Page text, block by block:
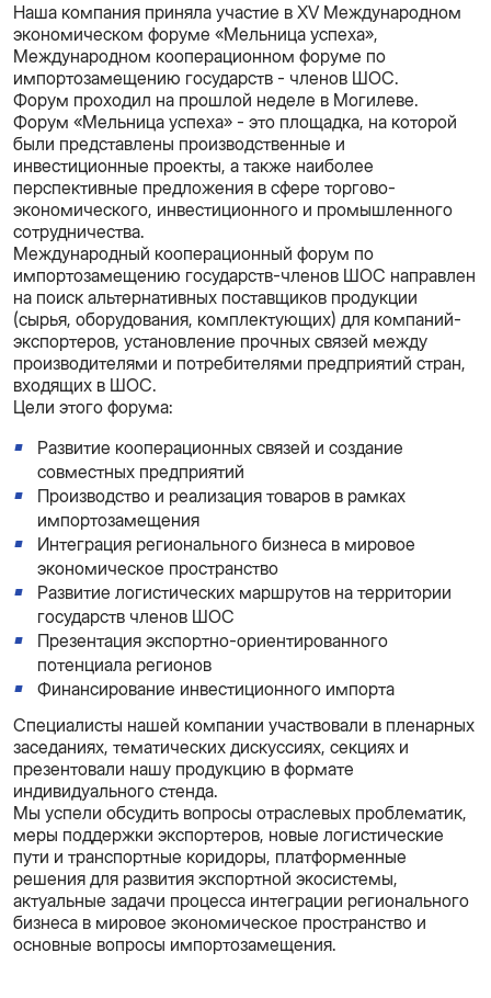
Наша компания приняла участие в XV Международном
экономическом форуме «Мельница успеха»,
Международном кооперационном форуме по
импортозамещению государств - членов ШОС.
Форум проходил на прошлой неделе в Могилеве.
Форум «Мельница успеха» - это площадка, на которой
были представлены производственные и
инвестиционные проекты, а также наиболее
перспективные предложения в сфере торгово-
экономического, инвестиционного и промышленного
сотрудничества.
Международный кооперационный форум по
импортозамещению государств-членов ШОС направлен
на поиск альтернативных поставщиков продукции
(сырья, оборудования, комплектующих) для компаний-
экспортеров, установление прочных связей между
производителями и потребителями предприятий стран,
входящих в ШОС.
Цели этого форума:
Развитие кооперационных связей и создание
совместных предприятий
Производство и реализация товаров в рамках
импортозамещения
Интеграция регионального бизнеса в мировое
экономическое пространство
Развитие логистических маршрутов на территории
государств членов ШОС
Презентация экспортно-ориентированного
потенциала регионов
Финансирование инвестиционного импорта
Специалисты нашей компании участвовали в пленарных
заседаниях, тематических дискуссиях, секциях и
презентовали нашу продукцию в формате
индивидуального стенда.
Мы успели обсудить вопросы отраслевых проблематик,
меры поддержки экспортеров, новые логистические
пути и транспортные коридоры, платформенные
решения для развития экспортной экосистемы,
актуальные задачи процесса интеграции регионального
бизнеса в мировое экономическое пространство и
основные вопросы импортозамещения.